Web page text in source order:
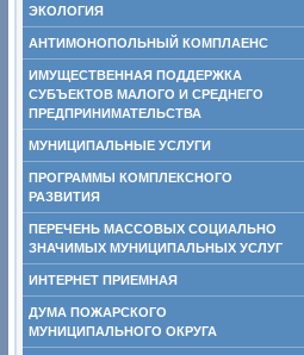
ЭКОЛОГИЯ
АНТИМОНОПОЛЬНЫЙ КОМПЛАЕНС
ИМУЩЕСТВЕННАЯ ПОДДЕРЖКА
СУБЪЕКТОВ МАЛОГО И СРЕДНЕГО
ПРЕДПРИНИМАТЕЛЬСТВА
МУНИЦИПАЛЬНЫЕ УСЛУГИ
ПРОГРАММЫ КОМПЛЕКСНОГО
РАЗВИТИЯ
ПЕРЕЧЕНЬ МАССОВЫХ СОЦИАЛЬНО
ЗНАЧИМЫХ МУНИЦИПАЛЬНЫХ УСЛУГ
ИНТЕРНЕТ ПРИЕМНАЯ
ДУМА ПОЖАРСКОГО
МУНИЦИПАЛЬНОГО ОКРУГА